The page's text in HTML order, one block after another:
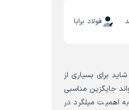
فولاد برابا
برای بسیاری از
جایگزین مناسبی
اهمیت میلگرد در